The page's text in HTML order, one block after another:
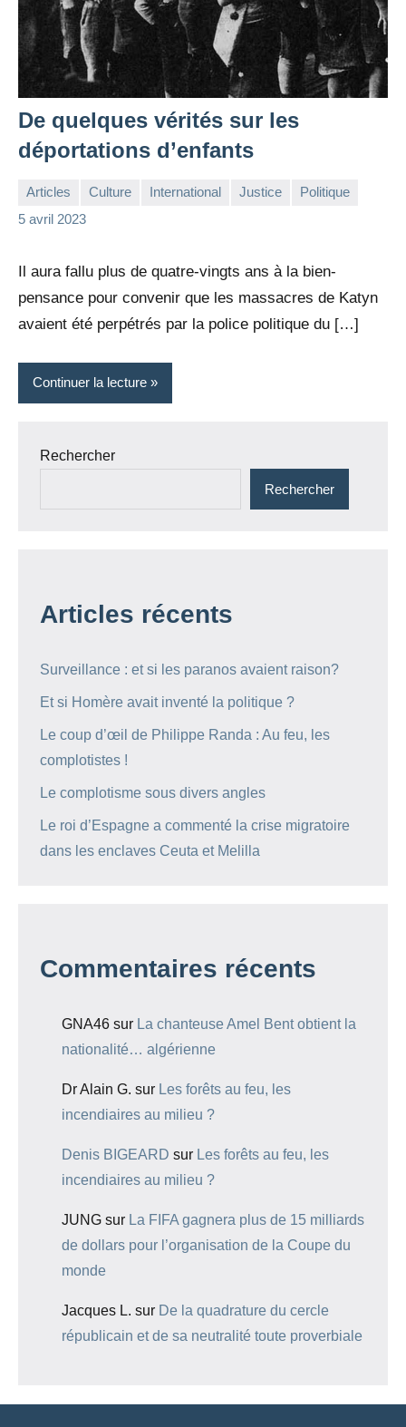
De quelques vérités sur les
déportations d’enfants
Articles Culture International Justice
Politique
5 avril 2023
la
1
Il aura fallu plus de quatre-vingts ans à la bien-
pensance pour convenir que les massacres de Katyn
avaient été perpétrés par la police politique du […]
Continuer la lecture
Rechercher
Rechercher
Articles récents
Surveillance : et si les paranos avaient raison?
Et si Homère avait inventé la politique ?
Le coup d’œil de Philippe Randa : Au feu, les
complotistes !
Le complotisme sous divers angles
Le roi d’Espagne a commenté la crise migratoire
dans les enclaves Ceuta et Melilla
Commentaires récents
GNA46 sur La chanteuse Amel Bent obtient la
nationalité… algérienne
Dr Alain G. sur Les forêts au feu, les
incendiaires au milieu ?
Denis BIGEARD sur Les forêts au feu, les
incendiaires au milieu ?
JUNG sur La FIFA gagnera plus de 15 milliards
de dollars pour l’organisation de la Coupe du
monde
Jacques L. sur De la quadrature du cercle
républicain et de sa neutralité toute proverbiale